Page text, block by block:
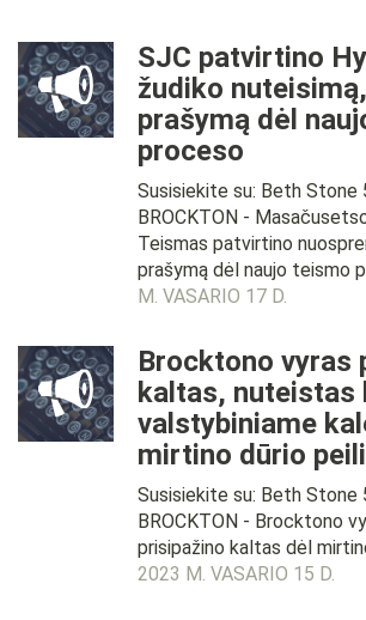
SJC patvirtino
žudiko
prašymą dėl
proceso
Susisiekite su: Beth
BROCKTON -
Teismas patvirtino
prašymą dėl naujo teismo
M. VASARIO 17 D.
Brocktono vyras
kaltas, nuteistas
valstybiniame
mirtino dūrio
Susisiekite su: Beth
BROCKTON - Brocktono
prisipažino kaltas dėl
2023 M. VASARIO 15 D.